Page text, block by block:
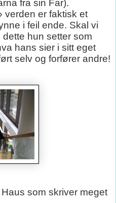
fra sin Far).
verden er faktisk et
i feil ende. Skal vi
hun setter som
hans sier i sitt eget
selv og forfører andre!
som skriver meget